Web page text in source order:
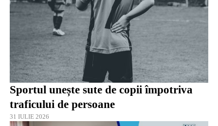
Sportul unește sute de copii împotriva
traficului de persoane
31 IULIE 2026